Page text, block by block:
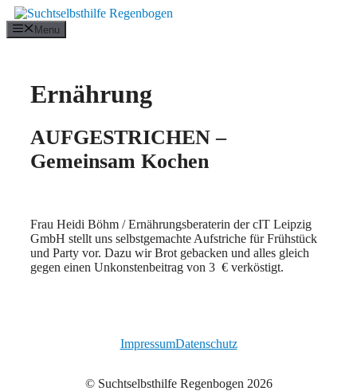
Zum
Inhalt
springen
Menu
Ernährung
AUFGESTRICHEN –
Gemeinsam Kochen
Frau Heidi Böhm / Ernährungsberaterin der cIT Leipzig
GmbH stellt uns selbstgemachte Aufstriche für Frühstück
und Party vor. Dazu wir Brot gebacken und alles gleich
gegen einen Unkonstenbeitrag von 3 € verköstigt.
© Suchtselbsthilfe Regenbogen 2026
ImpressumDatenschutz